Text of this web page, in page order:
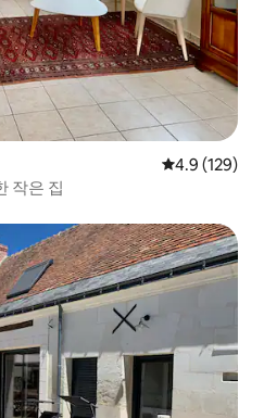
평점 4.9점(5
4.9 (129)
작은 집